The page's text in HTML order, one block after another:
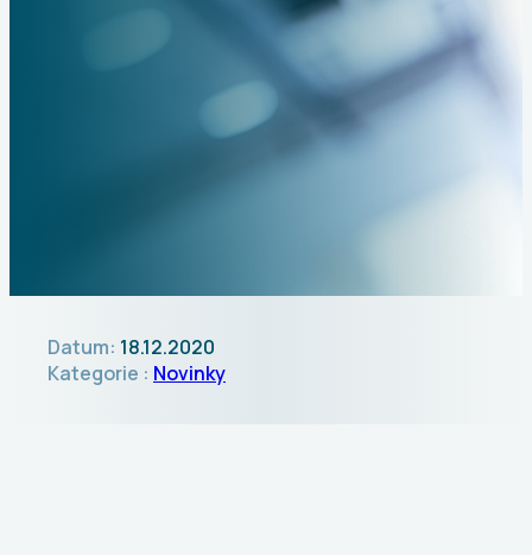
Datum: 18.12.2020
Kategorie : Novinky